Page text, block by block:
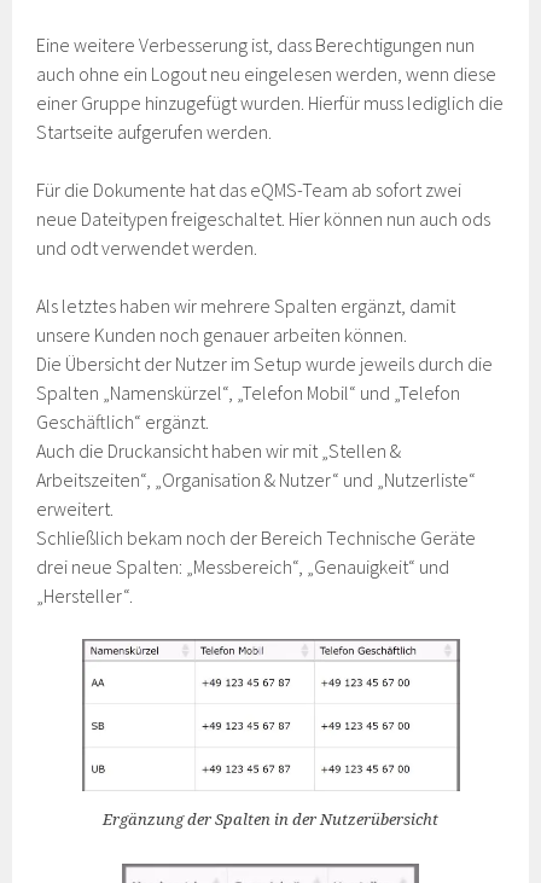
Eine weitere Verbesserung ist, dass Berechtigungen nun
auch ohne ein Logout neu eingelesen werden, wenn diese
einer Gruppe hinzugefügt wurden. Hierfür muss lediglich die
Startseite aufgerufen werden.
Für die Dokumente hat das eQMS-Team ab sofort zwei
neue Dateitypen freigeschaltet. Hier können nun auch ods
und odt verwendet werden.
Als letztes haben wir mehrere Spalten ergänzt, damit
unsere Kunden noch genauer arbeiten können.
Die Übersicht der Nutzer im Setup wurde jeweils durch die
Spalten „Namenskürzel“, „Telefon Mobil“ und „Telefon
Geschäftlich“ ergänzt.
Auch die Druckansicht haben wir mit „Stellen &
Arbeitszeiten“, „Organisation & Nutzer“ und „Nutzerliste“
erweitert.
Schließlich bekam noch der Bereich Technische Geräte
drei neue Spalten: „Messbereich“, „Genauigkeit“ und
„Hersteller“.
Ergänzung der Spalten in der Nutzerübersicht